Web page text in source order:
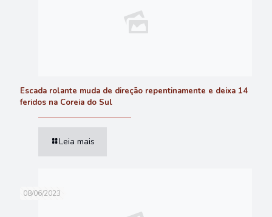
Escada rolante muda de direção repentinamente e deixa 14
feridos na Coreia do Sul
Leia mais
08/06/2023